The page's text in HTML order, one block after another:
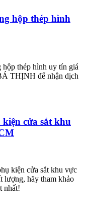
hộp thép hình
hộp thép hình uy tín giá
THỊNH để nhận dịch
cửa sắt khu
kiện cửa sắt khu vực
lượng, hãy tham khảo
nhất!